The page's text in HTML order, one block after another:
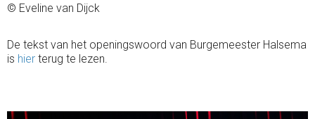
© Eveline van Dijck
De tekst van het openingswoord van Burgemeester Halsema
is hier terug te lezen.